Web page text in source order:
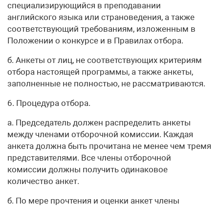
специализирующийся в преподавании
английского языка или страноведения, а также
соответствующий требованиям, изложенным в
Положении о конкурсе и в Правилах отбора.
б. Анкеты от лиц, не соответствующих критериям
отбора настоящей программы, а также анкеты,
заполненные не полностью, не рассматриваются.
6. Процедура отбора.
а. Председатель должен распределить анкеты
между членами отборочной комиссии. Каждая
анкета должна быть прочитана не менее чем тремя
представителями. Все члены отборочной
комиссии должны получить одинаковое
количество анкет.
б. По мере прочтения и оценки анкет члены